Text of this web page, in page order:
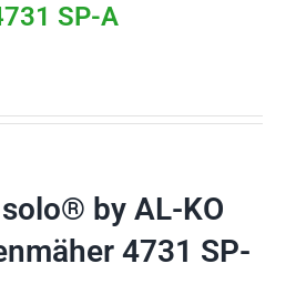
SP-A
by AL-KO
4731 SP-